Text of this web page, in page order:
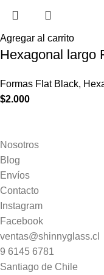
Agregar al carrito
Hexagonal largo
Formas Flat Black,
$2.000
Nosotros
Blog
Envíos
Contacto
Instagram
Facebook
ventas@shinnyglass.cl
9 6145 6781
Santiago de Chile